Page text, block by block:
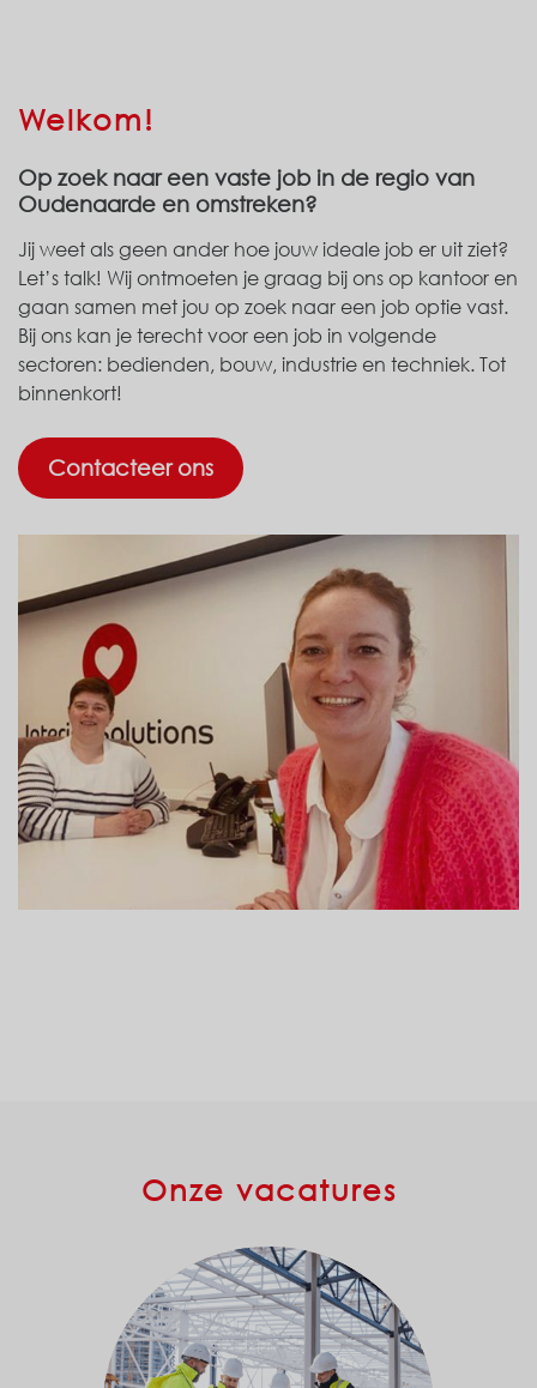
Welkom!
Op zoek naar een vaste job in de regio van
Oudenaarde en omstreken?
Jij weet als geen ander hoe jouw ideale job er uit ziet?
Let’s talk! Wij ontmoeten je graag bij ons op kantoor en
gaan samen met jou op zoek naar een job optie vast.
Bij ons kan je terecht voor een job in volgende
sectoren: bedienden, bouw, industrie en techniek. Tot
binnenkort!
Contacteer ons
Onze vacatures